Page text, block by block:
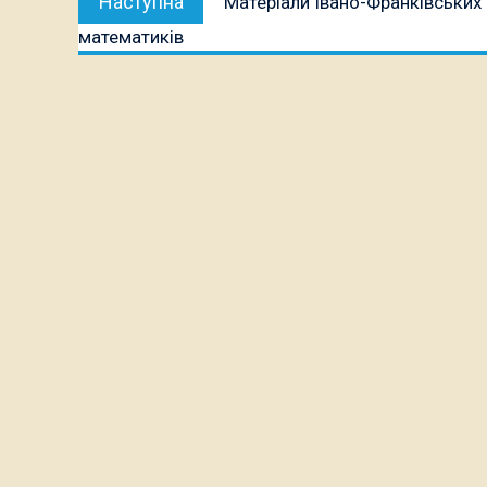
публікація:
математиків